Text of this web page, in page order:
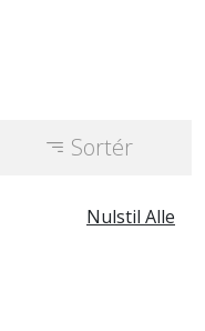
Sortér
Nulstil Alle